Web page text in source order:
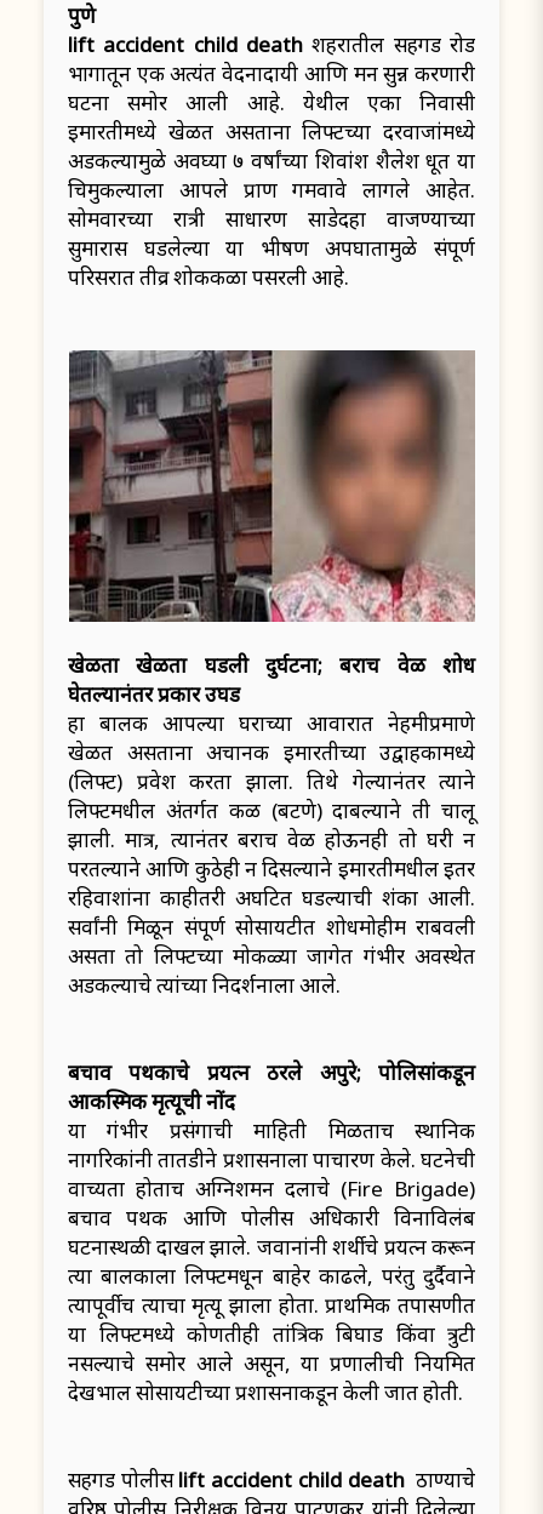
पुणे
lift accident child deathशहरातील सिंहगड रोड
भागातून एक अत्यंत वेदनादायी आणि मन सुन्न करणारी
घटना समोर आली आहे. येथील एका निवासी
इमारतीमध्ये खेळत असताना लिफ्टच्या दरवाजांमध्ये
अडकल्यामुळे अवघ्या ७ वर्षांच्या शिवांश शैलेश धूत या
चिमुकल्याला आपले प्राण गमवावे लागले आहेत.
सोमवारच्या रात्री साधारण साडेदहा वाजण्याच्या
सुमारास घडलेल्या या भीषण अपघातामुळे संपूर्ण
परिसरात तीव्र शोककळा पसरली आहे.
खेळता खेळता घडली दुर्घटना; बराच वेळ शोध
घेतल्यानंतर प्रकार उघड
हा बालक आपल्या घराच्या आवारात नेहमीप्रमाणे
खेळत असताना अचानक इमारतीच्या उद्वाहकामध्ये
(लिफ्ट) प्रवेश करता झाला. तिथे गेल्यानंतर त्याने
लिफ्टमधील अंतर्गत कळ (बटणे) दाबल्याने ती चालू
झाली. मात्र, त्यानंतर बराच वेळ होऊनही तो घरी न
परतल्याने आणि कुठेही न दिसल्याने इमारतीमधील इतर
रहिवाशांना काहीतरी अघटित घडल्याची शंका आली.
सर्वांनी मिळून संपूर्ण सोसायटीत शोधमोहीम राबवली
असता तो लिफ्टच्या मोकळ्या जागेत गंभीर अवस्थेत
अडकल्याचे त्यांच्या निदर्शनाला आले.
बचाव पथकाचे प्रयत्न ठरले अपुरे; पोलिसांकडून
आकस्मिक मृत्यूची नोंद
या गंभीर प्रसंगाची माहिती मिळताच स्थानिक
नागरिकांनी तातडीने प्रशासनाला पाचारण केले. घटनेची
वाच्यता होताच अग्निशमन दलाचे (Fire Brigade)
बचाव पथक आणि पोलीस अधिकारी विनाविलंब
घटनास्थळी दाखल झाले. जवानांनी शर्थीचे प्रयत्न करून
त्या बालकाला लिफ्टमधून बाहेर काढले, परंतु दुर्दैवाने
त्यापूर्वीच त्याचा मृत्यू झाला होता. प्राथमिक तपासणीत
या लिफ्टमध्ये कोणतीही तांत्रिक बिघाड किंवा त्रुटी
नसल्याचे समोर आले असून, या प्रणालीची नियमित
देखभाल सोसायटीच्या प्रशासनाकडून केली जात होती.
सिंहगड पोलीसlift accident child deathठाण्याचे